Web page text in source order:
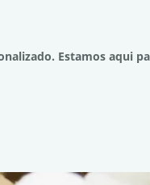
Estamos aqui